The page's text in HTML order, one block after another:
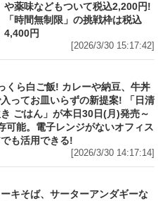
や薬味などもついて税込2,200円!
「時間無制限」の挑戦枠は税込
4,400円
[2026/3/30 15:17:42]
くら白ご飯! カレーや納豆、牛丼
ってお皿いらずの新提案! 「日清
ごはん」が本日30日(月)発売～
可能。電子レンジがないオフィス
も活用できる!
[2026/3/30 14:17:14]
キそば、サーターアンダギーな